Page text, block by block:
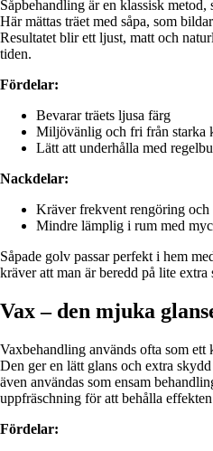
Såpbehandling är en klassisk
Här mättas träet med såpa, som
Resultatet blir ett ljust, matt och
tiden.
Fördelar:
Bevarar träets ljusa färg
Miljövänlig och fri från starka
Lätt att underhålla med
Nackdelar:
Kräver frekvent rengöring och
Mindre lämplig i rum med
Såpade golv passar perfekt i hem
kräver att man är beredd på lite extra
Vax – den mjuka
Vaxbehandling används ofta som
Den ger en lätt glans och extra
även användas som ensam
uppfräschning för att behålla
Fördelar: